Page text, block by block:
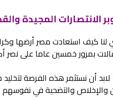
الانتصارات المجيدة
لنا كيف استعادت مصر أرضها
بمرور خمسين عاما على نصر
1973 لابد أن نستثمر هذه الفرصة
والإخلاص والتضحية في نفوسهم